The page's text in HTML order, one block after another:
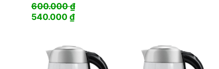
600.000₫
Giá
600.000 ₫.
540.000₫Giá
là:
540.000 ₫.